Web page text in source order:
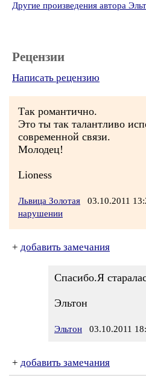
Другие произведения автора
Рецензии
Написать рецензию
Так романтично.
Это ты так талантливо
современной связи.
Молодец!
Lioness
Львица Золотая 03.10.2011
нарушении
+ добавить замечания
Спасибо.Я
Эльтон
Эльтон 03.10.2011
+ добавить замечания